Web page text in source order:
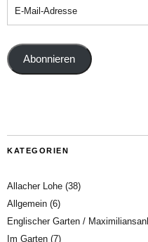
Abonnieren
KATEGORIEN
Allacher Lohe (38)
Allgemein (6)
Englischer Garten /
Im Garten (7)